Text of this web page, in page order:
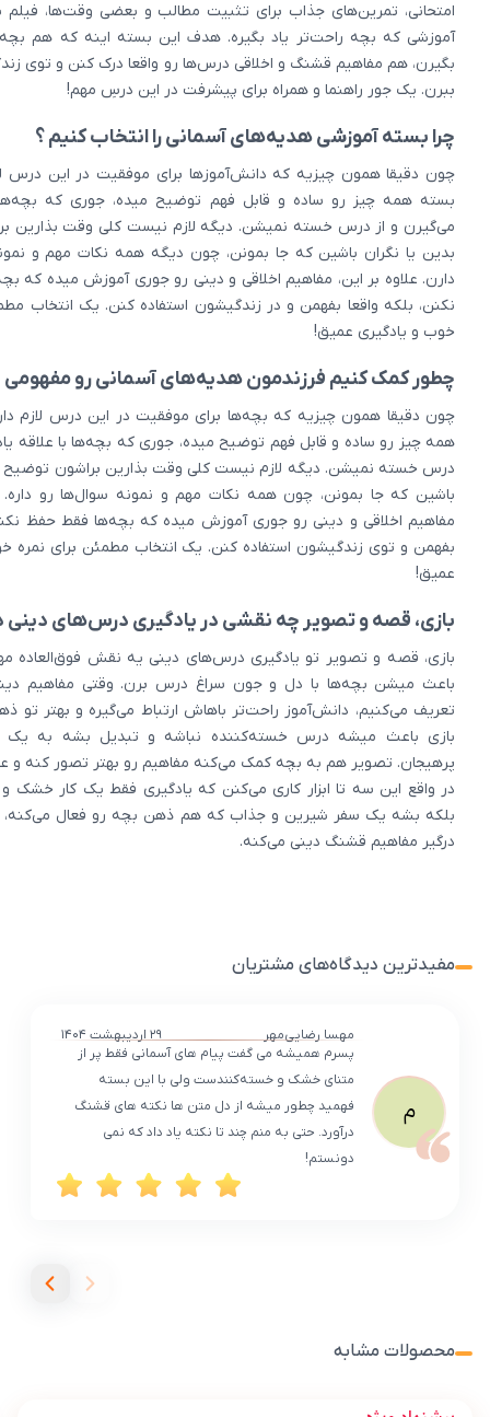
امتحانی، تمرین‌های جذاب برای تثبیت مطالب و بعضی وقت‌ها، فیلم
آموزشی که بچه راحت‌تر یاد بگیره. هدف این بسته اینه که هم
بگیرن، هم مفاهیم قشنگ و اخلاقی درس‌ها رو واقعا درک کنن و توی
ببرن. یک جور راهنما و همراه برای پیشرفت در این درسِ مهم!
چرا بسته آموزشی هدیه‌های آسمانی را انتخاب کنیم ؟
چون دقیقا همون چیزیه که دانش‌آموزها برای موفقیت در این درس
بسته همه چیز رو ساده و قابل فهم توضیح میده، جوری که بچه‌ها
می‌گیرن و از درس خسته نمیشن. دیگه لازم نیست کلی وقت بذارین
بدین یا نگران باشین که جا بمونن، چون دیگه همه نکات مهم و
دارن. علاوه بر این، مفاهیم اخلاقی و دینی رو جوری آموزش میده که
نکنن، بلکه واقعا بفهمن و در زندگیشون استفاده کنن. یک انتخاب
خوب و یادگیری عمیق!
چطور کمک کنیم فرزندمون هدیه‌های آسمانی رو مفهومی
چون دقیقا همون چیزیه که بچه‌ها برای موفقیت در این درس لازم
همه چیز رو ساده و قابل فهم توضیح میده، جوری که بچه‌ها با علاقه
درس خسته نمیشن. دیگه لازم نیست کلی وقت بذارین براشون توضیح
باشین که جا بمونن، چون همه نکات مهم و نمونه سوال‌ها رو داره.
مفاهیم اخلاقی و دینی رو جوری آموزش میده که بچه‌ها فقط حفظ
بفهمن و توی زندگیشون استفاده کنن. یک انتخاب مطمئن برای نمره
عمیق!
بازی، قصه و تصویر چه نقشی در یادگیری درس‌های دینی
بازی، قصه و تصویر تو یادگیری درس‌های دینی یه نقش فوق‌العاده
باعث میشن بچه‌ها با دل و جون سراغ درس برن. وقتی مفاهیم
تعریف می‌کنیم، دانش‌آموز راحت‌تر باهاش ارتباط می‌گیره و بهتر تو
بازی باعث میشه درس خسته‌کننده نباشه و تبدیل بشه به یک
پرهیجان. تصویر هم به بچه کمک می‌کنه مفاهیم رو بهتر تصور کنه و
در واقع این سه تا ابزار کاری می‌کنن که یادگیری فقط یک کار خشک
بلکه بشه یک سفر شیرین و جذاب که هم ذهن بچه رو فعال
درگیر مفاهیم قشنگ دینی می‌کنه.
مفیدترین دیدگاه‌های مشتریان
م
مهسا رضایی‌مهر
۲۹ اردیبهشت ۱۴۰۴
پسرم همیشه می‌ گفت پیام های آسمانی فقط پر از
متنای خشک و خسته‌کنندست ولی با این بسته
فهمید چطور میشه از دل متن‌ ها نکته‌ های قشنگ
درآورد. حتی به منم چند تا نکته یاد داد که نمی‌
دونستم!
محصولات مشابه